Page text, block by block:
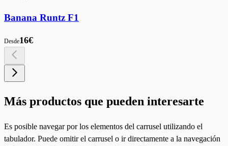
Banana Runtz F1
Desde16€
Más productos que pueden interesarte
Es posible navegar por los elementos del carrusel utilizando el
tabulador. Puede omitir el carrusel o ir directamente a la navegación